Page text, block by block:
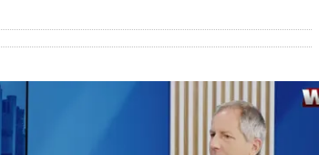
Mit der Wiedergabe dieses Videos